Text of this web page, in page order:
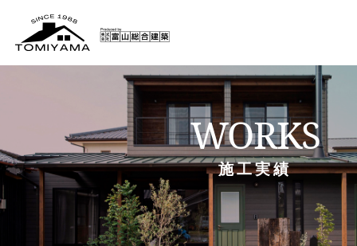
WORKS
施工実績
手作り豆腐とおばんざい